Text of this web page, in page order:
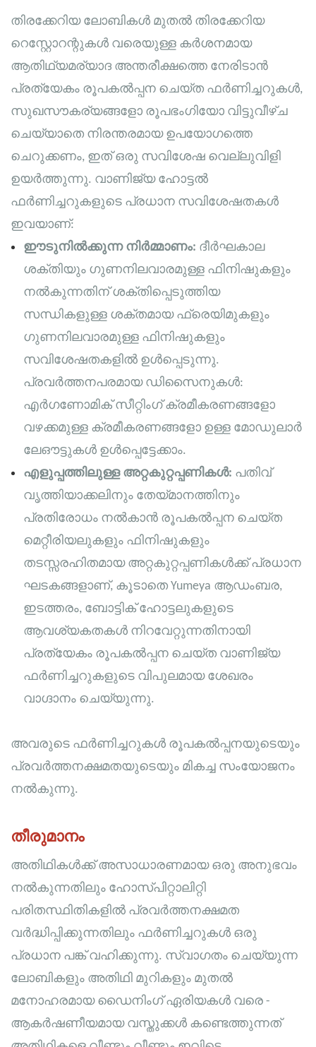
തിരക്കേറിയ ലോബികൾ മുതൽ തിരക്കേറിയ
റെസ്റ്റോറന്റുകൾ വരെയുള്ള കർശനമായ
ആതിഥ്യമര്യാദ അന്തരീക്ഷത്തെ നേരിടാൻ
പ്രത്യേകം രൂപകൽപ്പന ചെയ്ത ഫർണിച്ചറുകൾ,
സുഖസൗകര്യങ്ങളോ രൂപഭംഗിയോ വിട്ടുവീഴ്ച
ചെയ്യാതെ നിരന്തരമായ ഉപയോഗത്തെ
ചെറുക്കണം, ഇത് ഒരു സവിശേഷ വെല്ലുവിളി
ഉയർത്തുന്നു. വാണിജ്യ ഹോട്ടൽ
ഫർണിച്ചറുകളുടെ പ്രധാന സവിശേഷതകൾ
ഇവയാണ്:
ഈടുനിൽക്കുന്ന നിർമ്മാണം: ദീർഘകാല
ശക്തിയും ഗുണനിലവാരമുള്ള ഫിനിഷുകളും
നൽകുന്നതിന് ശക്തിപ്പെടുത്തിയ
സന്ധികളുള്ള ശക്തമായ ഫ്രെയിമുകളും
ഗുണനിലവാരമുള്ള ഫിനിഷുകളും
സവിശേഷതകളിൽ ഉൾപ്പെടുന്നു.
പ്രവർത്തനപരമായ ഡിസൈനുകൾ:
എർഗണോമിക് സീറ്റിംഗ് ക്രമീകരണങ്ങളോ
വഴക്കമുള്ള ക്രമീകരണങ്ങളോ ഉള്ള മോഡുലാർ
ലേഔട്ടുകൾ ഉൾപ്പെട്ടേക്കാം.
എളുപ്പത്തിലുള്ള അറ്റകുറ്റപ്പണികൾ: പതിവ്
വൃത്തിയാക്കലിനും തേയ്മാനത്തിനും
പ്രതിരോധം നൽകാൻ രൂപകൽപ്പന ചെയ്ത
മെറ്റീരിയലുകളും ഫിനിഷുകളും
തടസ്സരഹിതമായ അറ്റകുറ്റപ്പണികൾക്ക് പ്രധാന
ഘടകങ്ങളാണ്, കൂടാതെ Yumeya ആഡംബര,
ഇടത്തരം, ബോട്ടിക് ഹോട്ടലുകളുടെ
ആവശ്യകതകൾ നിറവേറ്റുന്നതിനായി
പ്രത്യേകം രൂപകൽപ്പന ചെയ്ത വാണിജ്യ
ഫർണിച്ചറുകളുടെ വിപുലമായ ശേഖരം
വാഗ്ദാനം ചെയ്യുന്നു.
അവരുടെ ഫർണിച്ചറുകൾ രൂപകൽപ്പനയുടെയും
പ്രവർത്തനക്ഷമതയുടെയും മികച്ച സംയോജനം
നൽകുന്നു.
തീരുമാനം
അതിഥികൾക്ക് അസാധാരണമായ ഒരു അനുഭവം
നൽകുന്നതിലും ഹോസ്പിറ്റാലിറ്റി
പരിതസ്ഥിതികളിൽ പ്രവർത്തനക്ഷമത
വർദ്ധിപ്പിക്കുന്നതിലും ഫർണിച്ചറുകൾ ഒരു
പ്രധാന പങ്ക് വഹിക്കുന്നു. സ്വാഗതം ചെയ്യുന്ന
ലോബികളും അതിഥി മുറികളും മുതൽ
മനോഹരമായ ഡൈനിംഗ് ഏരിയകൾ വരെ -
ആകർഷണീയമായ വസ്തുക്കൾ കണ്ടെത്തുന്നത്